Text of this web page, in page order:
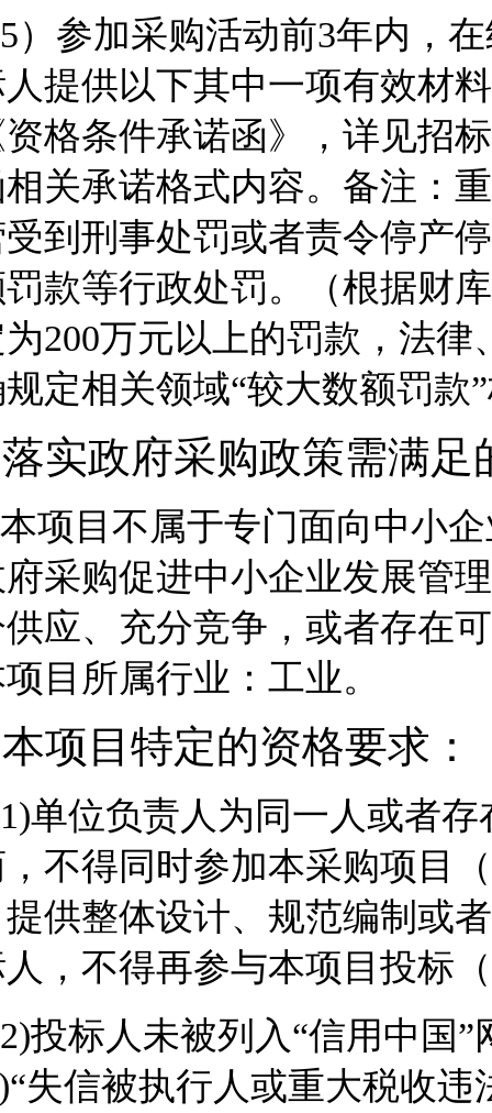
5）参加采购活动前3年内，
提供以下其中一项有效材
格条件承诺函》，详见招标
关承诺格式内容。备注：
到刑事处罚或者责令停产
款等行政处罚。（根据财
200万元以上的罚款，法
定相关领域“较大数额罚款
实政府采购政策需满足
本项目不属于专门面向中小
采购促进中小企业发展管
应、充分竞争，或者存在
目所属行业： 工业。
项目特定的资格要求：
1)单位负责人为同一人或者
不得同时参加本采购项目
供整体设计、规范编制或
，不得再参与本项目投标
2)投标人未被列入“信用中国”
失信被执行人或重大税收